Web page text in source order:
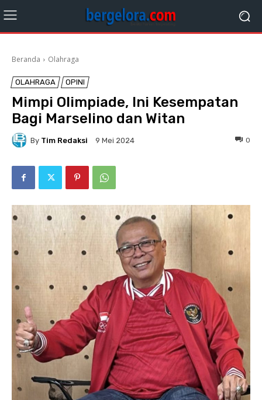
Beranda Olahraga
OLAHRAGA OPINI
Mimpi Olimpiade, Ini Kesempatan
Bagi Marselino dan Witan
By Tim Redaksi 9 Mei 2024 0